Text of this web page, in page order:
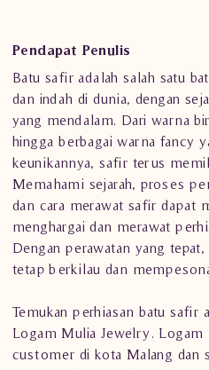
Pendapat Penulis
Batu safir adalah salah satu
dan indah di dunia, dengan
yang mendalam. Dari warna
hingga berbagai warna fancy
keunikannya, safir terus
Memahami sejarah, proses
dan cara merawat safir dapat
menghargai dan merawat
Dengan perawatan yang tepat,
tetap berkilau dan
Temukanperhiasan batu safir
Logam Mulia Jewelry . Logam
customer di kota Malang dan